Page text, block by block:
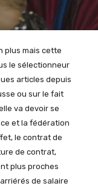
plus mais cette
le sélectionneur
articles depuis
ou sur le fait
va devoir se
et la fédération
le contrat de
de contrat,
plus proches
de salaire